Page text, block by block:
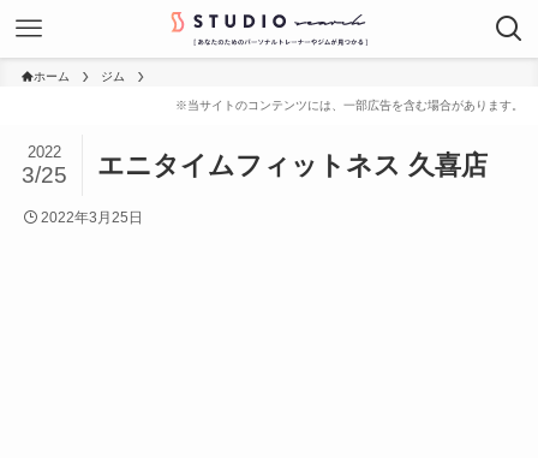
ホーム ジム
エニタイムフィットネス 久喜店
2022
3/25
2022年3月25日